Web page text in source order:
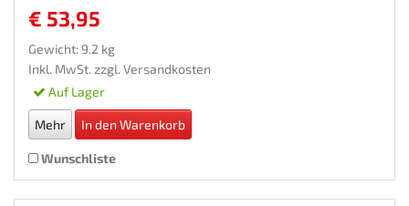
€ 53,95
Gewicht: 9.2 kg
Inkl. MwSt. zzgl. Versandkosten
Auf Lager
Mehr In den Warenkorb
Wunschliste